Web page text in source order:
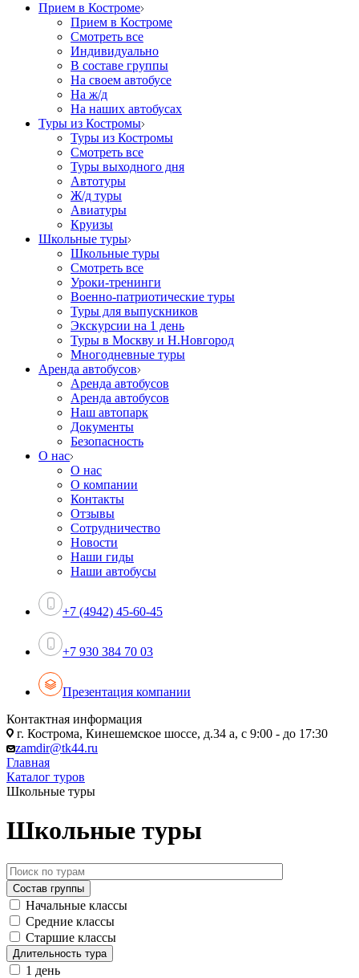
Прием в Костроме
Прием в Костроме
Смотреть все
Индивидуально
В составе группы
На своем автобусе
На ж/д
На наших автобусах
Туры из Костромы
Туры из Костромы
Смотреть все
Туры выходного дня
Автотуры
Ж/д туры
Авиатуры
Круизы
Школьные туры
Школьные туры
Смотреть все
Уроки-тренинги
Военно-патриотические туры
Туры для выпускников
Экскурсии на 1 день
Туры в Москву и Н.Новгород
Многодневные туры
Аренда автобусов
Аренда автобусов
Аренда автобусов
Наш автопарк
Документы
Безопасность
О нас
О нас
О компании
Контакты
Отзывы
Сотрудничество
Новости
Наши гиды
Наши автобусы
+7 (4942) 45-60-45
+7 930 384 70 03
Презентация компании
Контактная информация
г. Кострома, Кинешемское шоссе, д.34 а, с 9:00 - до 17:30
zamdir@tk44.ru
Главная
Каталог туров
Школьные туры
Школьные туры
Состав группы
Начальные классы
Средние классы
Старшие классы
Длительность тура
1 день